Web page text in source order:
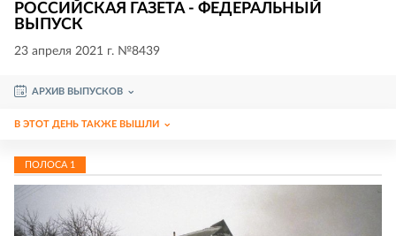
РОССИЙСКАЯ ГАЗЕТА - ФЕДЕРАЛЬНЫЙ
ВЫПУСК
23 апреля 2021 г. №8439
АРХИВ ВЫПУСКОВ
В ЭТОТ ДЕНЬ ТАКЖЕ ВЫШЛИ
ПОЛОСА 1